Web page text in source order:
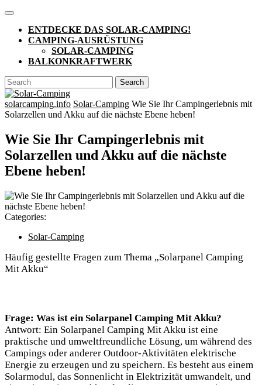
Skip
content
Open
ButtonENTDECKE DAS SOLAR-CAMPING!
CAMPING-AUSRÜSTUNG
SOLAR-CAMPING
BALKONKRAFTWERK
CLOSE
BUTTON
Search
for:
solarcamping.info Solar-Camping Wie Sie Ihr Campingerlebnis mit
Solarzellen und Akku auf die nächste Ebene heben!
Wie Sie Ihr Campingerlebnis mit
Solarzellen und Akku auf die nächste
Ebene heben!
Categories:
Solar-Camping
Häufig gestellte Fragen zum Thema „Solarpanel Camping
Mit Akku“
Frage: Was ist ein Solarpanel Camping Mit Akku?
Antwort: Ein Solarpanel Camping Mit Akku ist eine
praktische und umweltfreundliche Lösung, um während des
Campings oder anderer Outdoor-Aktivitäten elektrische
Energie zu erzeugen und zu speichern. Es besteht aus einem
Solarmodul, das Sonnenlicht in Elektrizität umwandelt, und